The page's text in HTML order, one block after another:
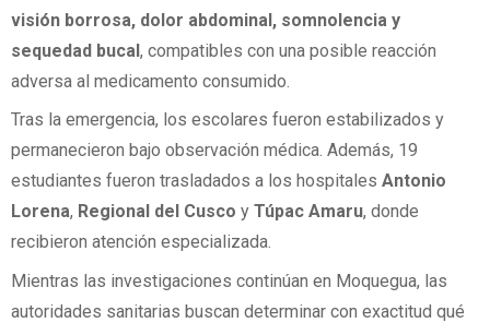
visión borrosa, dolor abdominal, somnolencia y
sequedad bucal , compatibles con una posible reacción
adversa al medicamento consumido.
Tras la emergencia, los escolares fueron estabilizados y
permanecieron bajo observación médica. Además, 19
estudiantes fueron trasladados a los hospitales Antonio
Lorena, Regional del Cusco y Túpac Amaru, donde
recibieron atención especializada.
Mientras las investigaciones continúan en Moquegua, las
autoridades sanitarias buscan determinar con exactitud qué